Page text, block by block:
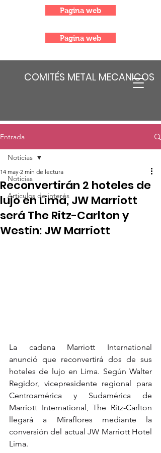
COMITÉS METAL MECANICOS
Pagina web
Pagina web
Entrada
Noticias
Articulos de interés
Noticias
Reconvertirán 2 hoteles de
lujo en Lima, JW Marriott
será The Ritz-Carlton y
Westin: JW Marriott
14 may 2 min de lectura
La cadena Marriott International
anunció que reconvertirá dos de sus
hoteles de lujo en Lima. Según Walter
Regidor, vicepresidente regional para
Centroamérica y Sudamérica de
Marriott International, The Ritz-Carlton
llegará a Miraflores mediante la
conversión del actual JW Marriott Hotel
Lima.